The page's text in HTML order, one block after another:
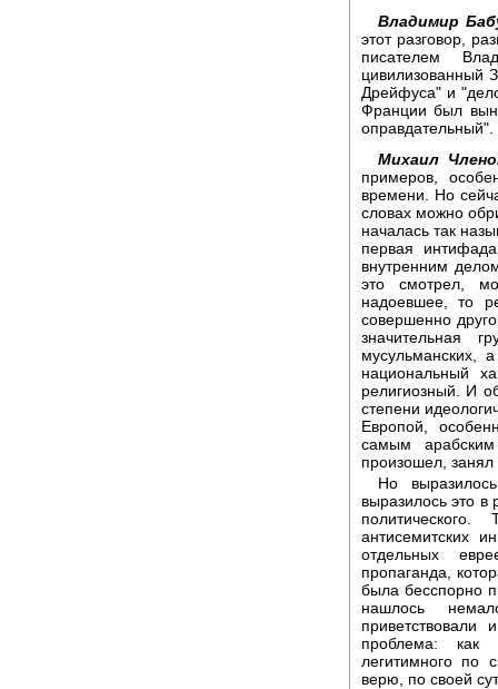
Владимир
этот разговор,
писателем
цивилизованный
Дрейфуса" и
Франции был
оправдательный".
Михаил
примеров,
времени. Но
словах можно
началась так
первая
внутренним
это смотрел,
надоевшее, то
совершенно
значительная
мусульманских,
национальный
религиозный. И
степени
Европой,
самым
произошел,
Но
выразилось это в
антисемитских
отдельных
пропаганда,
была бесспорно
нашлось
приветствовали
проблема: как
легитимного по
верю, по своей